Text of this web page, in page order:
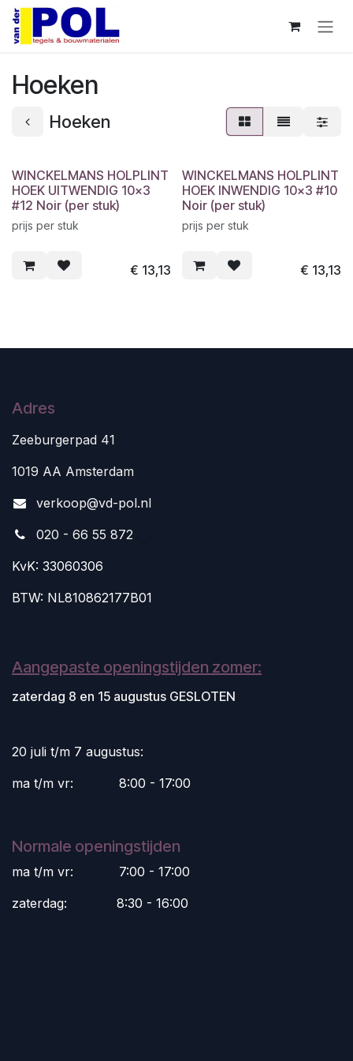
Overslaan naar inhoud
Hoeken
Hoeken
WINCKELMANS HOLPLINT
HOEK UITWENDIG 10x3
#12 Noir (per stuk)
prijs per stuk
€ 13,13
WINCKELMANS HOLPLINT
HOEK INWENDIG 10x3 #10
Noir (per stuk)
prijs per stuk
€ 13,13
Adres
Zeeburgerpad 41
1019 AA Amsterdam
verkoop@vd-pol.nl
020 - 66 55 872
KvK: 33060306
BTW: NL810862177B01
Aangepaste openingstijden zomer:
zaterdag 8 en 15 augustus GESLOTEN
20 juli t/m 7 augustus:
ma t/m vr:
​8:00 - 17:00
Normale openingstijden
ma t/m vr:
​7:00 - 17:00
zaterdag:
​8:30 - 16:00